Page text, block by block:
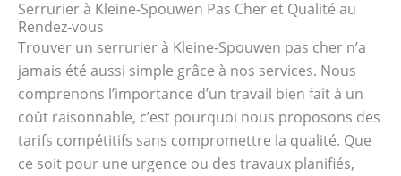
Serrurier à Kleine-Spouwen Pas Cher et Qualité au
Rendez-vous
Trouver un serrurier à Kleine-Spouwen pas cher n’a
jamais été aussi simple grâce à nos services. Nous
comprenons l’importance d’un travail bien fait à un
coût raisonnable, c’est pourquoi nous proposons des
tarifs compétitifs sans compromettre la qualité. Que
ce soit pour une urgence ou des travaux planifiés,